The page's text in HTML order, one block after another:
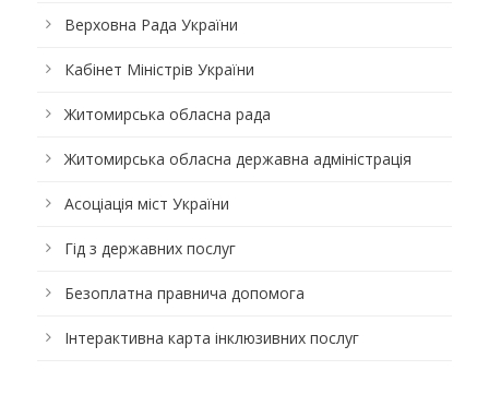
Верховна Рада України
Кабінет Міністрів України
Житомирська обласна рада
Житомирська обласна державна адміністрація
Асоціація міст України
Гід з державних послуг
Безоплатна правнича допомога
Інтерактивна карта інклюзивних послуг